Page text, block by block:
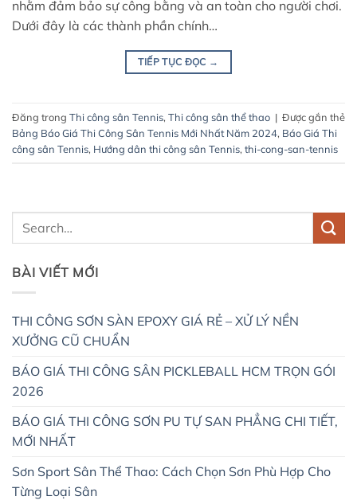
nhằm đảm bảo sự công bằng và an toàn cho người chơi.
Dưới đây là các thành phần chính…
TIẾP TỤC ĐỌC →
Đăng trong Thi công sân Tennis, Thi công sân thể thao | Được gắn thẻ
Bảng Báo Giá Thi Công Sân Tennis Mới Nhất Năm 2024, Báo Giá Thi
công sân Tennis, Hướng dân thi công sân Tennis, thi-cong-san-tennis
BÀI VIẾT MỚI
THI CÔNG SƠN SÀN EPOXY GIÁ RẺ – XỬ LÝ NỀN
XƯỞNG CŨ CHUẨN
BÁO GIÁ THI CÔNG SÂN PICKLEBALL HCM TRỌN GÓI
2026
BÁO GIÁ THI CÔNG SƠN PU TỰ SAN PHẲNG CHI TIẾT,
MỚI NHẤT
Sơn Sport Sân Thể Thao: Cách Chọn Sơn Phù Hợp Cho
Từng Loại Sân